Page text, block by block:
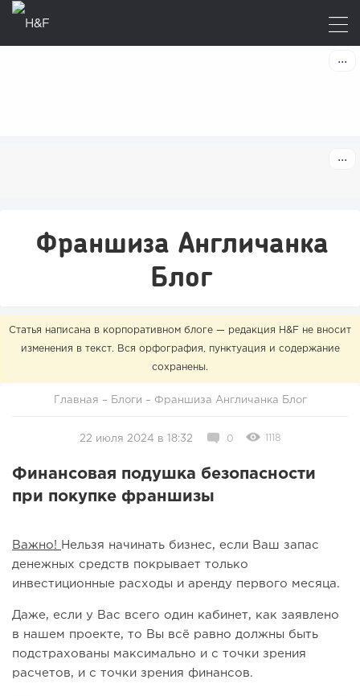
Франшиза Англичанка
Блог
Статья написана в корпоративном блоге — редакция H&F не вносит
изменения в текст. Вся орфография, пунктуация и содержание
сохранены.
Главная – Блоги – Франшиза Англичанка Блог
22 июля 2024 в 18:32 0 1118
Финансовая подушка безопасности
при покупке франшизы
Важно!
Нельзя начинать бизнес, если Ваш запас
денежных средств покрывает только
инвестиционные расходы и аренду первого месяца.
Даже, если у Вас всего один кабинет, как заявлено
в нашем проекте, то Вы всё равно должны быть
подстрахованы максимально и с точки зрения
расчетов, и с точки зрения финансов.